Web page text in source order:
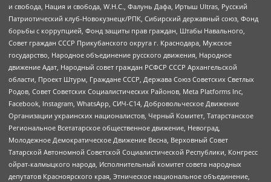
и свобода, Нация и свобода, W.H.С., Фалунь Дафа, Иртыш Ultras, Русский
Патриотический клуб-Новокузнецк/РПК, Сибирский державный союз, Фонд
борьбы с коррупцией, Фонд защиты прав граждан, Штабы Навального,
Совет граждан СССР Прикубанского округа г. Краснодара, Мужское
государство, Народное объединение русского движения, Народное
движение Адат, Народный совет граждан РСФСР СССР Архангельской
области, Проект Штурм, Граждане СССР, Держава Союз Советских Светлых
Родов, Совет Советских Социалистических Районов, Meta Platforms Inc,
Facebook, Instagram, WhatsApp, СИЧ-С14, Добровольческое Движение
Организации украинских националистов, Черный Комитет, Татарстанское
Региональное Всетатарское общественное движение, Невоград,
Молодежное Демократическое Движение Весна, Верховный Совет
Татарской Автономной Советской Социалистической Республики, Конгресс
ойрат-калмыцкого народа, Исполнительный комитет совета народных
депутатов Красноярского края, Этническое национальное объединение,